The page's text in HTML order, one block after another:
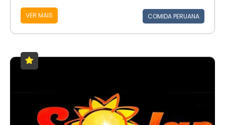
VER MAIS COMIDA PERUANA